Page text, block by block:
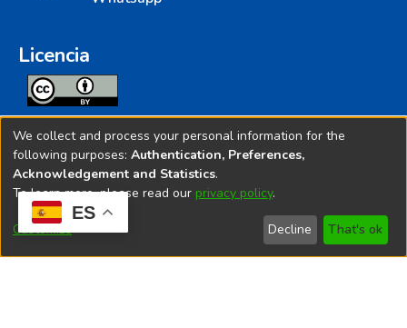
ES
Licencia
Todos los contenidos de repositorio.ins.gob.pe estan
licenciados bajo
Creative Commoms License
© 2025. Instituto Nacional de Salud - Implementado por
We collect and process your personal information for the
following purposes: Authentication, Preferences,
Acknowledgement and Statistics.
To learn more, please read our privacy policy.
Customize Decline That's ok